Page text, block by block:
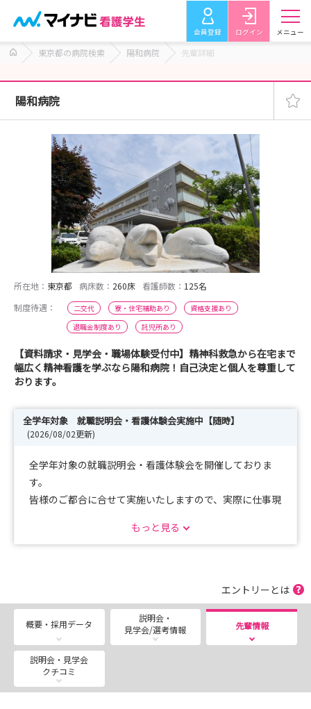
会員登録 ログイン メニュー
東京都の病院検索 陽和病院 先輩詳細
陽和病院
所在地： 東京都 病床数： 260床 看護師数： 125名
制度待遇：
二交代 寮・住宅補助あり
資格支援あり
退職金制度あり
託児所あり
【資料請求・見学会・職場体験受付中】精神科救急から在宅まで
幅広く精神看護を学ぶなら陽和病院！自己決定と個人を尊重して
おります。
全学年対象 就職説明会・看護体験会実施中【随時】
(2026/08/02更新)
全学年対象の就職説明会・看護体験会を開催しておりま
す。
皆様のご都合に合せて実施いたしますので、実際に仕事現
夏季休暇を利用していただき、精神科に興味関心がある方
27卒選考会も引き続き随時実施しておりますので、ぜひ
ご連絡ください。
学生の皆さまのご都合に合わせて開催いたしますのでご検
討ください！
職員一同お待ちしております。
もっと見る
エントリーとは
概要・採用データ
説明会・
見学会/選考情報
先輩情報
説明会・見学会
クチコミ